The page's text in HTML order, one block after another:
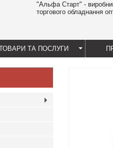
"Альфа Старт" -
торгового обладнання
ТА ПОСЛУГИ